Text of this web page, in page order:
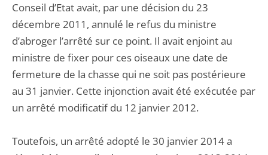
Conseil d’Etat avait, par une décision du 23
décembre 2011, annulé le refus du ministre
d’abroger l’arrêté sur ce point. Il avait enjoint au
ministre de fixer pour ces oiseaux une date de
fermeture de la chasse qui ne soit pas postérieure
au 31 janvier. Cette injonction avait été exécutée par
un arrêté modificatif du 12 janvier 2012.
Toutefois, un arrêté adopté le 30 janvier 2014 a